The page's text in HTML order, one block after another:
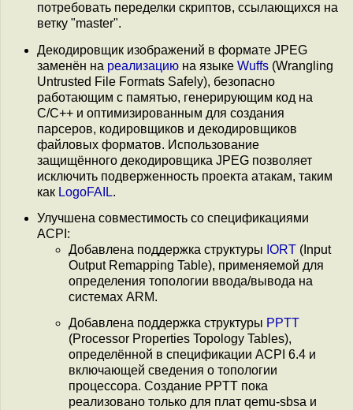
потребовать переделки скриптов, ссылающихся на
ветку "master".
Декодировщик изображений в формате JPEG
заменён на реализацию на языке Wuffs (Wrangling
Untrusted File Formats Safely), безопасно
работающим с памятью, генерирующим код на
C/C++ и оптимизированным для создания
парсеров, кодировщиков и декодировщиков
файловых форматов. Использование
защищённого декодировщика JPEG позволяет
исключить подверженность проекта атакам, таким
как LogoFAIL.
Улучшена совместимость со спецификациями
ACPI:
Добавлена поддержка структуры IORT (Input
Output Remapping Table), применяемой для
определения топологии ввода/вывода на
системах ARM.
Добавлена поддержка структуры PPTT
(Processor Properties Topology Tables),
определённой в спецификации ACPI 6.4 и
включающей сведения о топологии
процессора. Создание PPTT пока
реализовано только для плат qemu-sbsa и